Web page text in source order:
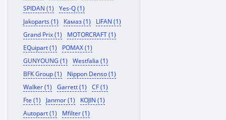
SPIDAN (1)
Yes-Q (1)
Jakoparts (1)
Камаз (1)
LIFAN (1)
Grand Prix (1)
MOTORCRAFT (1)
EQuipart (1)
POMAX (1)
GUNYOUNG (1)
Westfalia (1)
BFK Group (1)
Nippon Denso (1)
Walker (1)
Garrett (1)
CF (1)
Fte (1)
Janmor (1)
KOJIN (1)
Autopart (1)
Mfilter (1)